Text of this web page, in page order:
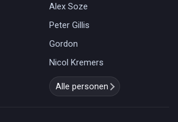
Alex Soze
Peter Gillis
Gordon
Nicol Kremers
Alle personen